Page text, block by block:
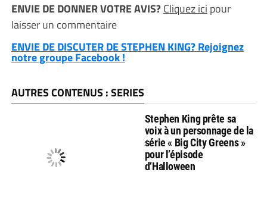
ENVIE DE DONNER VOTRE AVIS?Cliquez ici pour
laisser un commentaire
ENVIE DE DISCUTER DE STEPHEN KING? Rejoignez
notre groupe Facebook !
AUTRES CONTENUS : SERIES
Stephen King prête sa
voix à un personnage de la
série « Big City Greens »
pour l’épisode
d’Halloween